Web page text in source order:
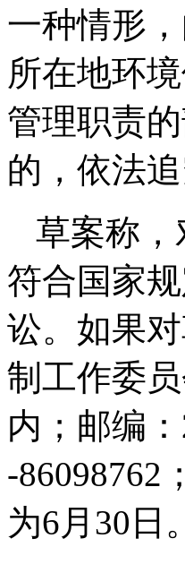
一种情形
所在地环
管理职责
的，依法追
草案称
符合国家
讼。如果
制工作委
内；邮编
-86098762
为6月30日。